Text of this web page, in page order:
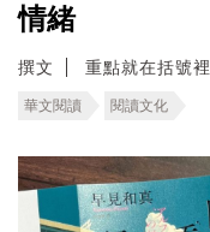
情緒
撰文 重點就在括號裡
華文閱讀 閱讀文化